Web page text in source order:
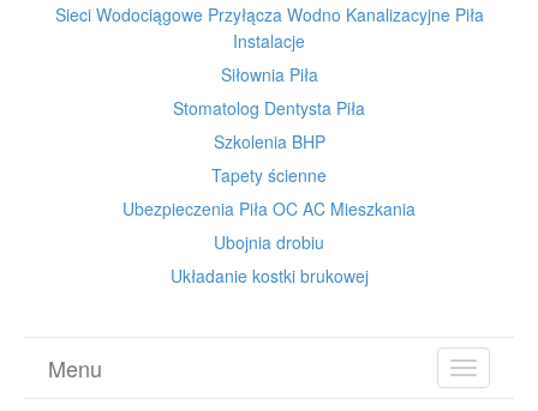
Sieci Wodociągowe Przyłącza Wodno Kanalizacyjne Piła
Instalacje
Siłownia Piła
Stomatolog Dentysta Piła
Szkolenia BHP
Tapety ścienne
Ubezpieczenia Piła OC AC Mieszkania
Ubojnia drobiu
Układanie kostki brukowej
TOGGLE
Menu